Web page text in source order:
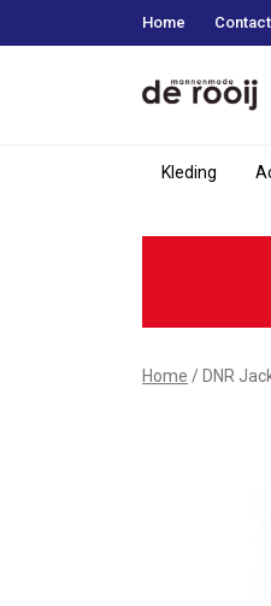
Home Contact
Kleding
Home DNR